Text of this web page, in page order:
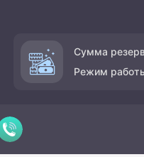
Сумма
Режим